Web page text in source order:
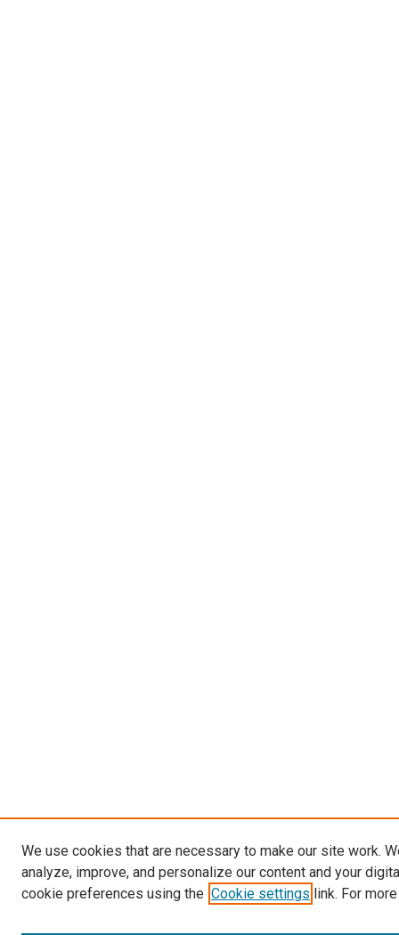
We use cookies that are necessary to make our site work.
analyze, improve, and personalize our content and your
cookie preferences using the Cookie settings link. For